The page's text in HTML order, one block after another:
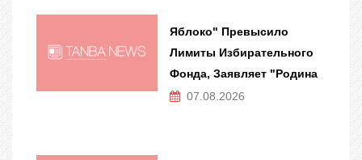
Яблоко" Превысило
Лимиты Избирательного
Фонда, Заявляет "Родина
07.08.2026